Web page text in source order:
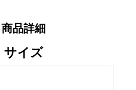
商品詳細
サイズ